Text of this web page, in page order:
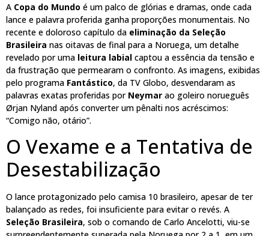
A Copa do Mundo é um palco de glórias e dramas, onde cada
lance e palavra proferida ganha proporções monumentais. No
recente e doloroso capítulo da eliminação da Seleção
Brasileira nas oitavas de final para a Noruega, um detalhe
revelado por uma leitura labial captou a essência da tensão e
da frustração que permearam o confronto. As imagens, exibidas
pelo programa Fantástico, da TV Globo, desvendaram as
palavras exatas proferidas por Neymar ao goleiro norueguês
Ørjan Nyland após converter um pênalti nos acréscimos:
“Comigo não, otário”.
O Vexame e a Tentativa de
Desestabilização
O lance protagonizado pelo camisa 10 brasileiro, apesar de ter
balançado as redes, foi insuficiente para evitar o revés. A
Seleção Brasileira, sob o comando de Carlo Ancelotti, viu-se